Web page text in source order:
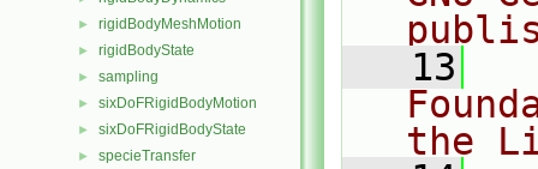
► rigidBodyMeshMotion
► rigidBodyState
► sampling
► sixDoFRigidBodyMotion
► sixDoFRigidBodyState
► specieTransfer
   13
the